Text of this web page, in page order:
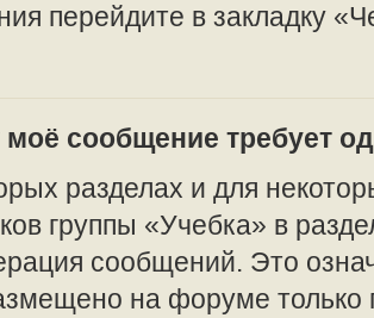
перейдите в закладку
сообщение требует
разделах и для
группы «Учебка» в
сообщений. Это
на форуме только